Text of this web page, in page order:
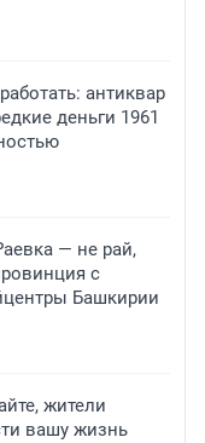
антиквар
деньги 1961
— не рай,
с
Башкирии
жители
вашу жизнь